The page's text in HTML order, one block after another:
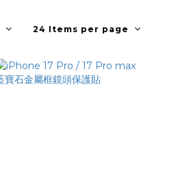
24 Items per page